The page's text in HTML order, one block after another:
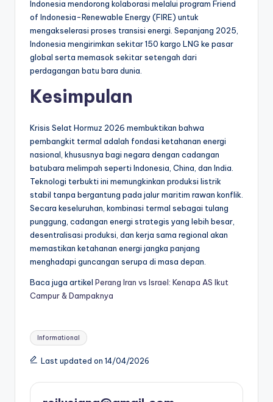
Indonesia mendorong kolaborasi melalui program Friend
of Indonesia-Renewable Energy (FIRE) untuk
mengakselerasi proses transisi energi. Sepanjang 2025,
Indonesia mengirimkan sekitar 150 kargo LNG ke pasar
global serta memasok sekitar setengah dari
perdagangan batu bara dunia.
Kesimpulan
Krisis Selat Hormuz 2026 membuktikan bahwa
pembangkit termal adalah fondasi ketahanan energi
nasional, khususnya bagi negara dengan cadangan
batubara melimpah seperti Indonesia, China, dan India.
Teknologi terbukti ini memungkinkan produksi listrik
stabil tanpa bergantung pada jalur maritim rawan konflik.
Secara keseluruhan, kombinasi termal sebagai tulang
punggung, cadangan energi strategis yang lebih besar,
desentralisasi produksi, dan kerja sama regional akan
memastikan ketahanan energi jangka panjang
menghadapi guncangan serupa di masa depan.
Baca juga artikel Perang Iran vs Israel: Kenapa AS Ikut
Campur & Dampaknya
Tags:
Informational
Last updated on 14/04/2026